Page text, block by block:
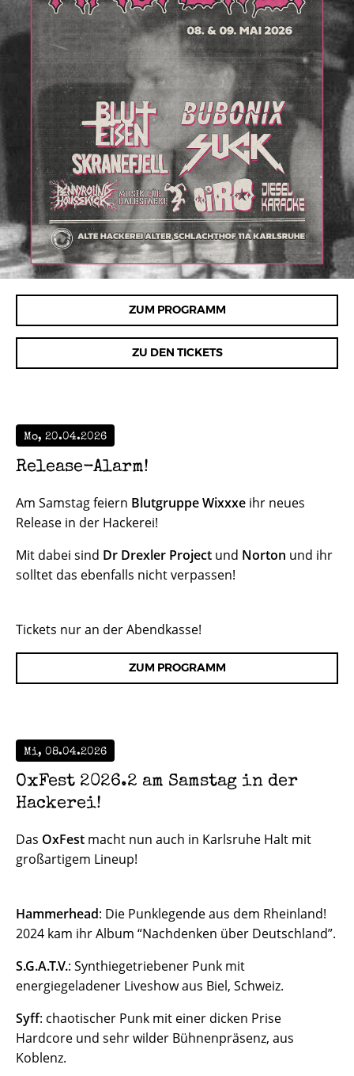
ZUM PROGRAMM
ZU DEN TICKETS
Mo, 20.04.2026
Release-Alarm!
Am Samstag feiern Blutgruppe Wixxxe ihr neues
Release in der Hackerei!
Mit dabei sind Dr Drexler Project und Norton und ihr
solltet das ebenfalls nicht verpassen!
Tickets nur an der Abendkasse!
ZUM PROGRAMM
Mi, 08.04.2026
OxFest 2026.2 am Samstag in der
Hackerei!
Das OxFest macht nun auch in Karlsruhe Halt mit
großartigem Lineup!
Hammerhead: Die Punklegende aus dem Rheinland!
2024 kam ihr Album “Nachdenken über Deutschland”.
S.G.A.T.V.: Synthiegetriebener Punk mit
energiegeladener Liveshow aus Biel, Schweiz.
Syff: chaotischer Punk mit einer dicken Prise
Hardcore und sehr wilder Bühnenpräsenz, aus
Koblenz.